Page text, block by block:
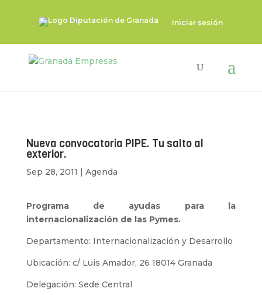
Iniciar sesión
Nueva convocatoria PIPE. Tu salto al
exterior.
Sep 28, 2011 | Agenda
Programa de ayudas para la
internacionalización de las Pymes.
Departamento: Internacionalización y Desarrollo
Ubicación: c/ Luis Amador, 26 18014 Granada
Delegación: Sede Central